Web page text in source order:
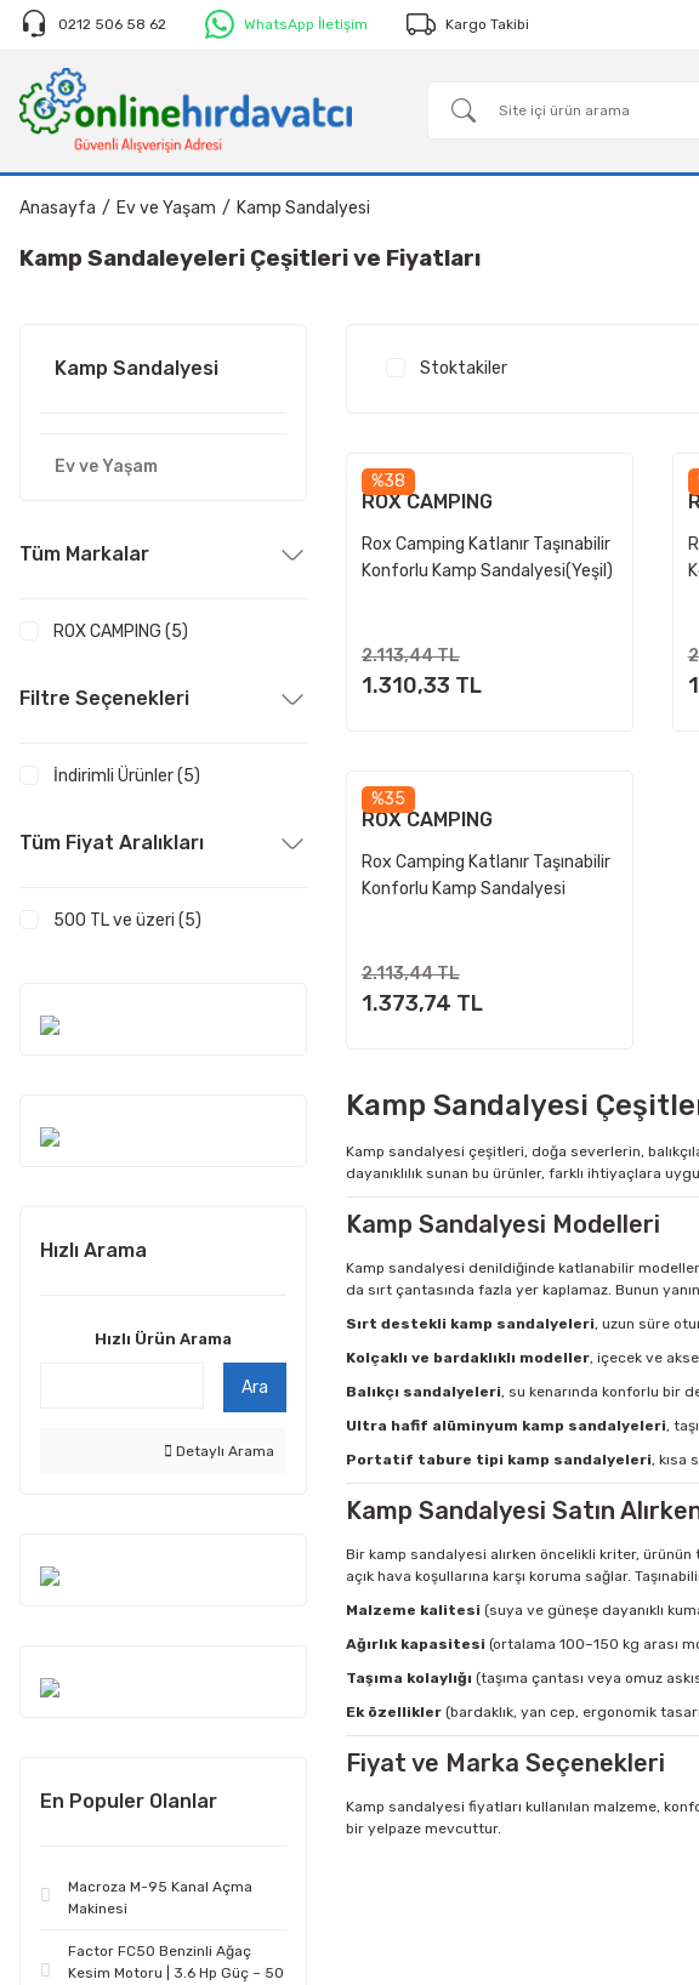
0212 506 58 62 WhatsApp İletişim Kargo Takibi
Anasayfa Ev ve Yaşam Kamp Sandalyesi
Kamp Sandaleyeleri Çeşitleri ve Fiyatları
Kamp Sandalyesi
Ev ve Yaşam
Tüm Markalar
ROX CAMPING (5)
Filtre Seçenekleri
İndirimli Ürünler (5)
Tüm Fiyat Aralıkları
500 TL ve üzeri (5)
Hızlı Arama
Hızlı Ürün Arama
Ara
Detaylı Arama
En Populer Olanlar
Macroza M-95 Kanal Açma
Makinesi
Factor FC50 Benzinli Ağaç
Kesim Motoru | 3.6 Hp Güç – 50
Stoktakiler
%38
ROX CAMPING
Rox Camping Katlanır Taşınabilir
Konforlu Kamp Sandalyesi(Yeşil)
2.113,44 TL
1.310,33 TL
%35
ROX CAMPING
Rox Camping Katlanır Taşınabilir
Konforlu Kamp Sandalyesi
2.113,44 TL
1.373,74 TL
Kamp Sandalyesi
Kamp sandalyesi çeşitleri, doğa severlerin,
dayanıklılık sunan bu ürünler, farklı ihtiyaçlara
Kamp Sandalyesi Modelleri
Kamp sandalyesi denildiğinde katlanabilir
da sırt çantasında fazla yer kaplamaz. Bunun
Sırt destekli kamp sandalyeleri, uzun süre
Kolçaklı ve bardaklıklı modeller, içecek ve
Balıkçı sandalyeleri, su kenarında konforlu bir
Ultra hafif alüminyum kamp sandalyeleri,
Portatif tabure tipi kamp sandalyeleri, kısa
Kamp Sandalyesi Satın
Bir kamp sandalyesi alırken öncelikli kriter, ürünün
açık hava koşullarına karşı koruma sağlar.
Malzeme kalitesi (suya ve güneşe dayanıklı
Ağırlık kapasitesi (ortalama 100–150 kg arası
Taşıma kolaylığı (taşıma çantası veya omuz
Ek özellikler(bardaklık, yan cep, ergonomik
Fiyat ve Marka Seçenekleri
Kamp sandalyesi fiyatları kullanılan malzeme,
bir yelpaze mevcuttur.